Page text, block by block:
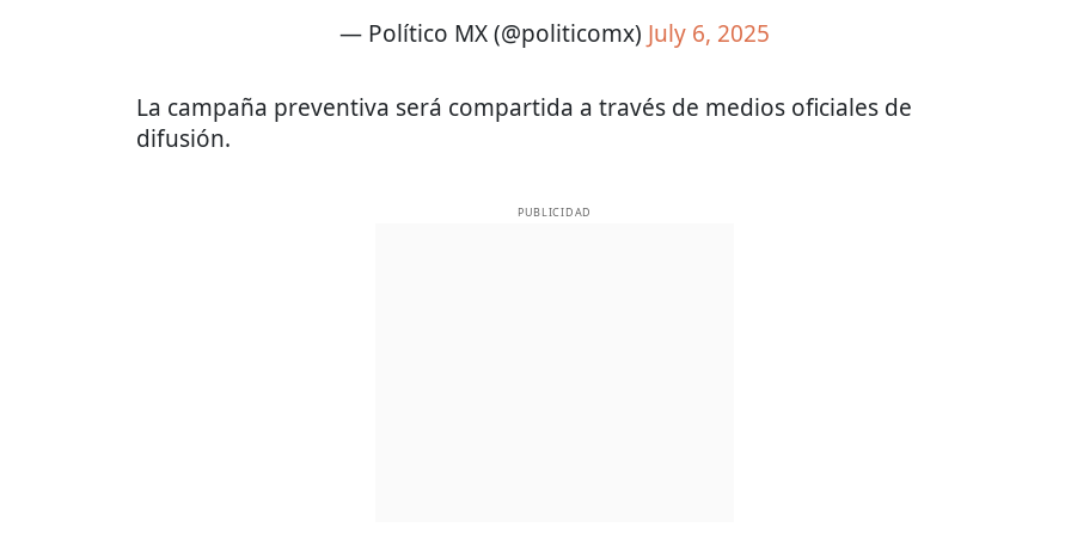
— Político MX (@politicomx) July 6, 2025
La campaña preventiva será compartida a través de medios oficiales de
difusión.
PUBLICIDAD